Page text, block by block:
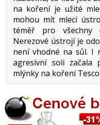
na koření je užité
mohou mít mlecí
téměř pro všechny
Nerezové ústrojí je
není vhodné na sůl. I
agresivní soli začala
mlýnky na koření